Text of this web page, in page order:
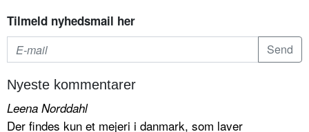
Tilmeld nyhedsmail her
Nyeste kommentarer
Leena Norddahl
Der findes kun et mejeri i danmark, som laver